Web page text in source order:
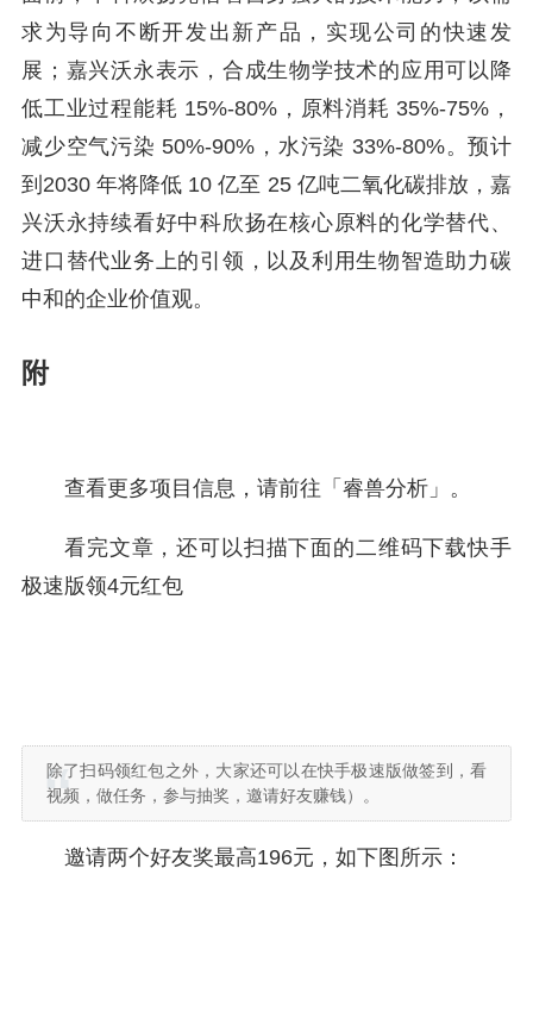
求为导向不断开发出新产品，实现公司的快速发
展；嘉兴沃永表示，合成生物学技术的应用可以降
低工业过程能耗 15%-80%，原料消耗 35%-75%，
减少空气污染 50%-90%，水污染 33%-80%。预计
到2030 年将降低 10 亿至 25 亿吨二氧化碳排放，嘉
兴沃永持续看好中科欣扬在核心原料的化学替代、
进口替代业务上的引领，以及利用生物智造助力碳
中和的企业价值观。
附
查看更多项目信息，请前往「睿兽分析」。
看完文章，还可以扫描下面的二维码下载快手
极速版领4元红包
除了扫码领红包之外，大家还可以在快手极速版做签到，看
视频，做任务，参与抽奖，邀请好友赚钱）。
邀请两个好友奖最高196元，如下图所示：